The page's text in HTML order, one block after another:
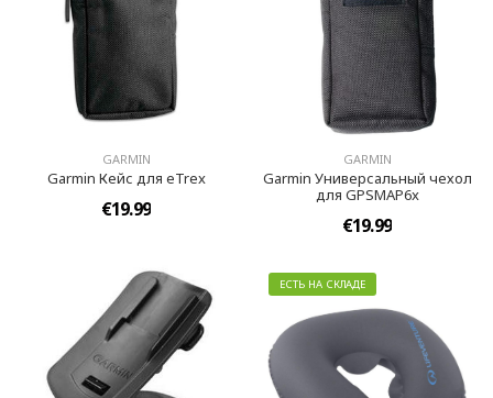
GARMIN
Garmin Кейс для eTrex
€19.99
GARMIN
Garmin Универсальный чехол
для GPSMAP6x
€19.99
ЕСТЬ НА СКЛАДЕ